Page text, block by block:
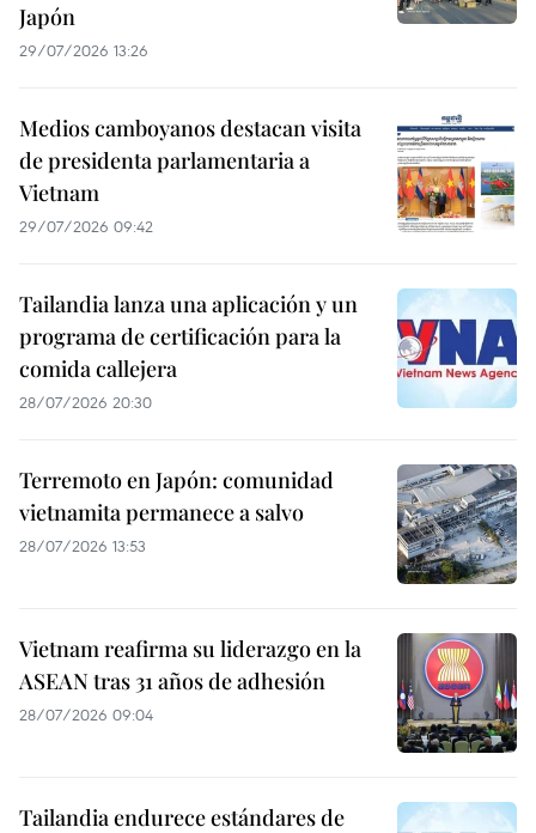
Japón
29/07/2026 13:26
Medios camboyanos destacan visita
de presidenta parlamentaria a
Vietnam
29/07/2026 09:42
Tailandia lanza una aplicación y un
programa de certificación para la
comida callejera
28/07/2026 20:30
Terremoto en Japón: comunidad
vietnamita permanece a salvo
28/07/2026 13:53
Vietnam reafirma su liderazgo en la
ASEAN tras 31 años de adhesión
28/07/2026 09:04
Tailandia endurece estándares de